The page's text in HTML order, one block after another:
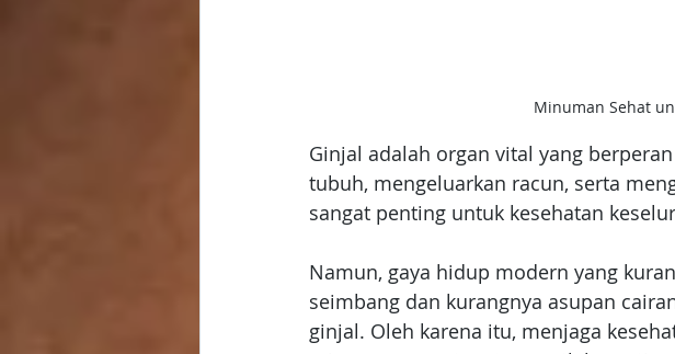
Minuman Sehat
Ginjal adalah organ vital yang
tubuh, mengeluarkan racun, serta
sangat penting untuk kesehatan
Namun, gaya hidup modern yang
seimbang dan kurangnya asupan
ginjal. Oleh karena itu, menjaga